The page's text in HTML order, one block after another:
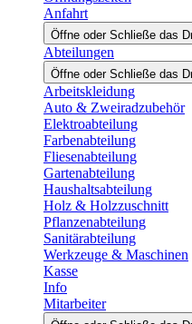
Anfahrt
Öffne oder Schließe das
Abteilungen
Öffne oder Schließe das
Arbeitskleidung
Auto & Zweiradzubehör
Elektroabteilung
Farbenabteilung
Fliesenabteilung
Gartenabteilung
Haushaltsabteilung
Holz & Holzzuschnitt
Pflanzenabteilung
Sanitärabteilung
Werkzeuge & Maschinen
Kasse
Info
Mitarbeiter